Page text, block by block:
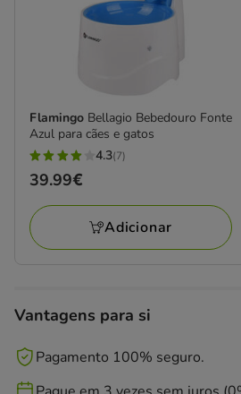
Flamingo Bellagio Bebedouro Fonte
Azul para cães e gatos
4.3
estrelas
com
7
avaliações
4.3(7)
Preço
39.99€
39.99€
Adicionar
Vantagens para si
Pagamento 100% seguro.